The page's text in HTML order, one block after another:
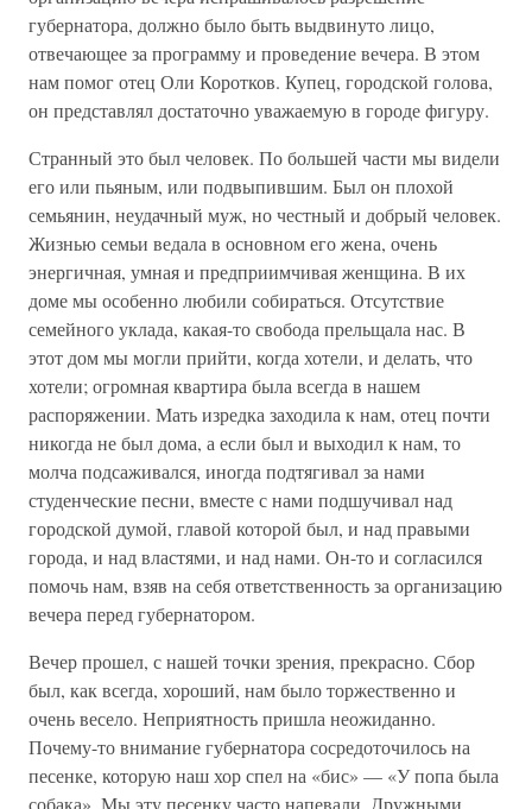
губернатора, должно было быть выдвинуто лицо,
отвечающее за программу и проведение вечера. В этом
нам помог отец Оли Коротков. Купец, городской голова,
он представлял достаточно уважаемую в городе фигуру.
Странный это был человек. По большей части мы видели
его или пьяным, или подвыпившим. Был он плохой
семьянин, неудачный муж, но честный и добрый человек.
Жизнью семьи ведала в основном его жена, очень
энергичная, умная и предприимчивая женщина. В их
доме мы особенно любили собираться. Отсутствие
семейного уклада, какая-то свобода прельщала нас. В
этот дом мы могли прийти, когда хотели, и делать, что
хотели; огромная квартира была всегда в нашем
распоряжении. Мать изредка заходила к нам, отец почти
никогда не был дома, а если был и выходил к нам, то
молча подсаживался, иногда подтягивал за нами
студенческие песни, вместе с нами подшучивал над
городской думой, главой которой был, и над правыми
города, и над властями, и над нами. Он-то и согласился
помочь нам, взяв на себя ответственность за организацию
вечера перед губернатором.
Вечер прошел, с нашей точки зрения, прекрасно. Сбор
был, как всегда, хороший, нам было торжественно и
очень весело. Неприятность пришла неожиданно.
Почему-то внимание губернатора сосредоточилось на
песенке, которую наш хор спел на «бис» — «У попа была
собака». Мы эту песенку часто напевали. Дружными